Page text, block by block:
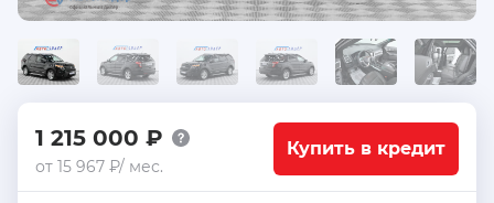
1 215 000 ₽
от 15 967 ₽/ мес.
Купить в кредит